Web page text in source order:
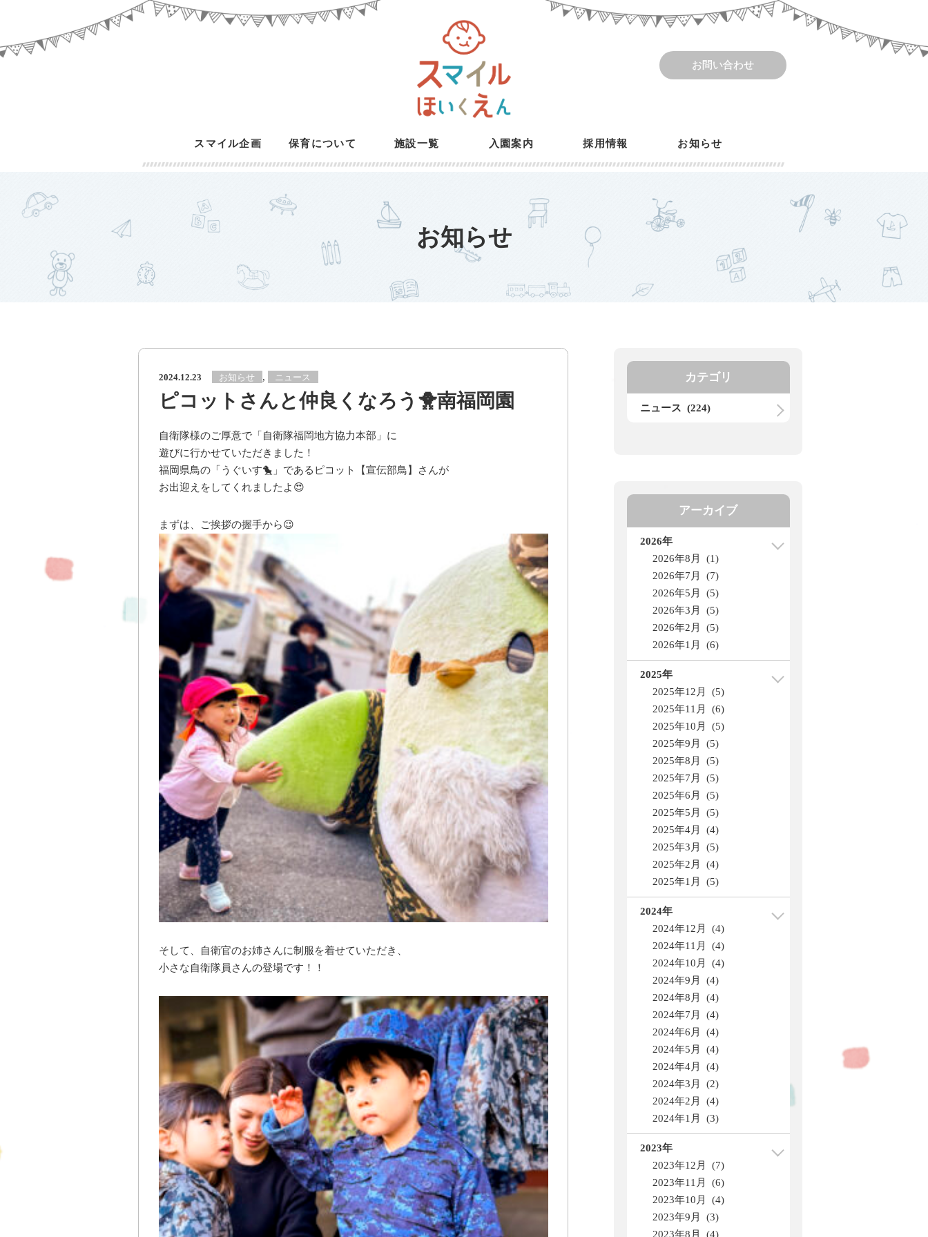
お問い合わせ
スマイル企画 保育について 施設一覧 入園案内 採用情報 お知らせ
お知らせ
2024.12.23 お知らせ , ニュース
ピコットさんと仲良くなろう🐥南福岡園
自衛隊様のご厚意で「自衛隊福岡地方協力本部」に
遊びに行かせていただきました！
福岡県鳥の「うぐいす🐤」であるピコット【宣伝部鳥】さんが
お出迎えをしてくれましたよ😍
まずは、ご挨拶の握手から😉
そして、自衛官のお姉さんに制服を着せていただき、
小さな自衛隊員さんの登場です！！
カテゴリ
ニュース (224)
アーカイブ
2026年
2026年8月 (1)
2026年7月 (7)
2026年5月 (5)
2026年3月 (5)
2026年2月 (5)
2026年1月 (6)
2025年
2025年12月 (5)
2025年11月 (6)
2025年10月 (5)
2025年9月 (5)
2025年8月 (5)
2025年7月 (5)
2025年6月 (5)
2025年5月 (5)
2025年4月 (4)
2025年3月 (5)
2025年2月 (4)
2025年1月 (5)
2024年
2024年12月 (4)
2024年11月 (4)
2024年10月 (4)
2024年9月 (4)
2024年8月 (4)
2024年7月 (4)
2024年6月 (4)
2024年5月 (4)
2024年4月 (4)
2024年3月 (2)
2024年2月 (4)
2024年1月 (3)
2023年
2023年12月 (7)
2023年11月 (6)
2023年10月 (4)
2023年9月 (3)
2023年8月 (4)